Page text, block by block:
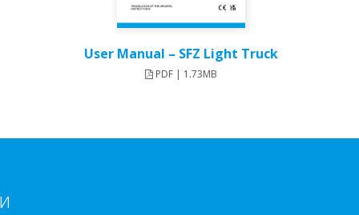
User Manual – SFZ Light Truck​
PDF | 1.73MB